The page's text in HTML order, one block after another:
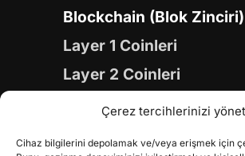
Çerez tercihlerinizi
Cihaz bilgilerini depolamak ve/veya erişmek için
Blockchain (Blok Zinciri)
Layer 1 Coinleri
Layer 2 Coinleri
Yapay Zeka (AI) Coinleri